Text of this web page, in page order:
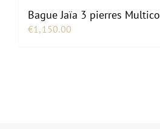
Bague Jaïa 3 pierres Multico
€1,150.00